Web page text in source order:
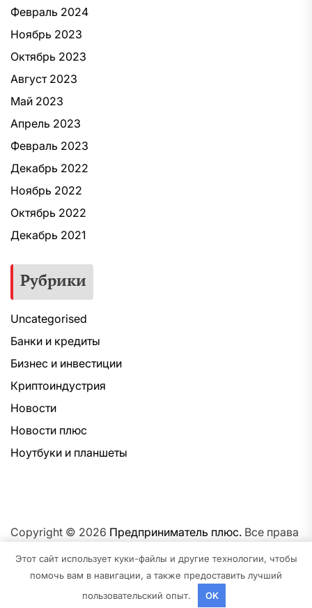
Февраль 2024
Ноябрь 2023
Октябрь 2023
Август 2023
Май 2023
Апрель 2023
Февраль 2023
Декабрь 2022
Ноябрь 2022
Октябрь 2022
Декабрь 2021
Рубрики
Uncategorised
Банки и кредиты
Бизнес и инвестиции
Криптоиндустрия
Новости
Новости плюс
Ноутбуки и планшеты
Copyright © 2026 Предприниматель плюс. Все права
платформеWordPress.
Этот сайт использует куки-файлы и другие технологии, чтобы
помочь вам в навигации, а также предоставить лучший
пользовательский опыт.
OK